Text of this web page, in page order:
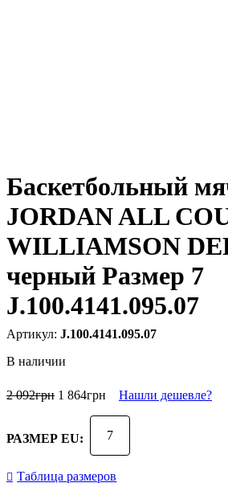
Баскетбольный
JORDAN ALL
WILLIAMSON
черный Размер 7
J.100.4141.095.07
J.100.4141.095.07
В наличии
2 092грн 1 864грн Нашли дешевле?
РАЗМЕР EU: 7
Таблица размеров